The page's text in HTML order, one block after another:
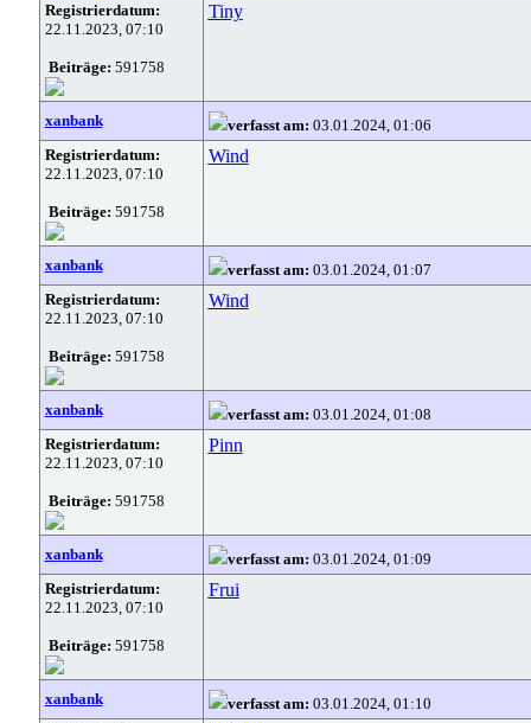
Registrierdatum:
22.11.2023, 07:10
Beiträge: 591758
Tiny
xanbank verfasst am: 03.01.2024, 01:06
Registrierdatum:
22.11.2023, 07:10
Beiträge: 591758
Wind
xanbank verfasst am: 03.01.2024, 01:07
Registrierdatum:
22.11.2023, 07:10
Beiträge: 591758
Wind
xanbank verfasst am: 03.01.2024, 01:08
Registrierdatum:
22.11.2023, 07:10
Beiträge: 591758
Pinn
xanbank verfasst am: 03.01.2024, 01:09
Registrierdatum:
22.11.2023, 07:10
Beiträge: 591758
Frui
xanbank verfasst am: 03.01.2024, 01:10